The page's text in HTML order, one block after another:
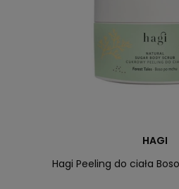
HAGI
Hagi Peeling do ciała